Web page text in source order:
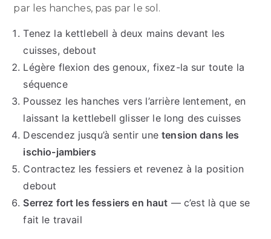
par les hanches, pas par le sol.
Tenez la kettlebell à deux mains devant les
cuisses, debout
Légère flexion des genoux, fixez-la sur toute la
séquence
Poussez les hanches vers l’arrière lentement, en
laissant la kettlebell glisser le long des cuisses
Descendez jusqu’à sentir unetension dans les
ischio-jambiers
Contractez les fessiers et revenez à la position
debout
Serrez fort les fessiers en haut — c’est là que se
fait le travail